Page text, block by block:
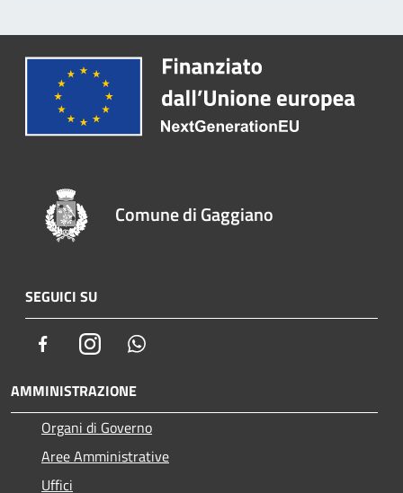
Comune di Gaggiano
SEGUICI SU
FacebookInstagram
AMMINISTRAZIONE
Organi di Governo
Aree Amministrative
Uffici